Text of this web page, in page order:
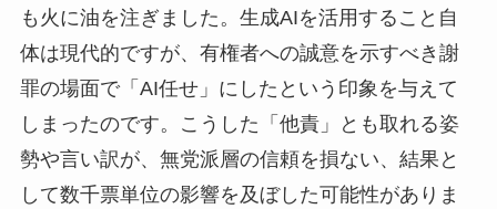
も火に油を注ぎました。生成AIを活用すること自
体は現代的ですが、有権者への誠意を示すべき謝
罪の場面で「AI任せ」にしたという印象を与えて
しまったのです。こうした「他責」とも取れる姿
勢や言い訳が、無党派層の信頼を損ない、結果と
して数千票単位の影響を及ぼした可能性がありま